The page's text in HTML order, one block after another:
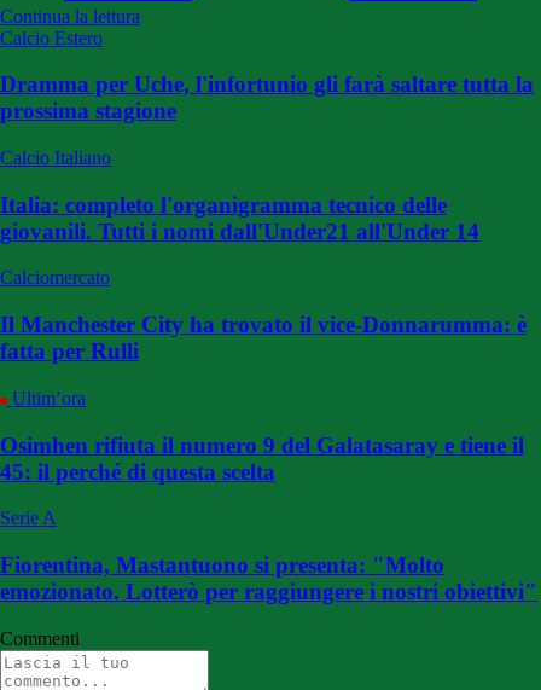
Continua la lettura
Calcio Estero
Dramma per Uche, l'infortunio gli farà saltare tutta la
prossima stagione
Calcio Italiano
Italia: completo l'organigramma tecnico delle
giovanili. Tutti i nomi dall'Under21 all'Under 14
Calciomercato
Il Manchester City ha trovato il vice-Donnarumma: è
fatta per Rulli
Ultim’ora
Osimhen rifiuta il numero 9 del Galatasaray e tiene il
45: il perché di questa scelta
Serie A
Fiorentina, Mastantuono si presenta: "Molto
emozionato. Lotterò per raggiungere i nostri obiettivi"
Commenti